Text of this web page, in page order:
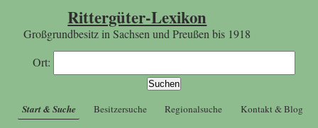
Rittergüter-Lexikon
Großgrundbesitz in Sachsen und Preußen bis 1918
Ort:
Start & Suche Besitzersuche Regionalsuche Kontakt & Blog